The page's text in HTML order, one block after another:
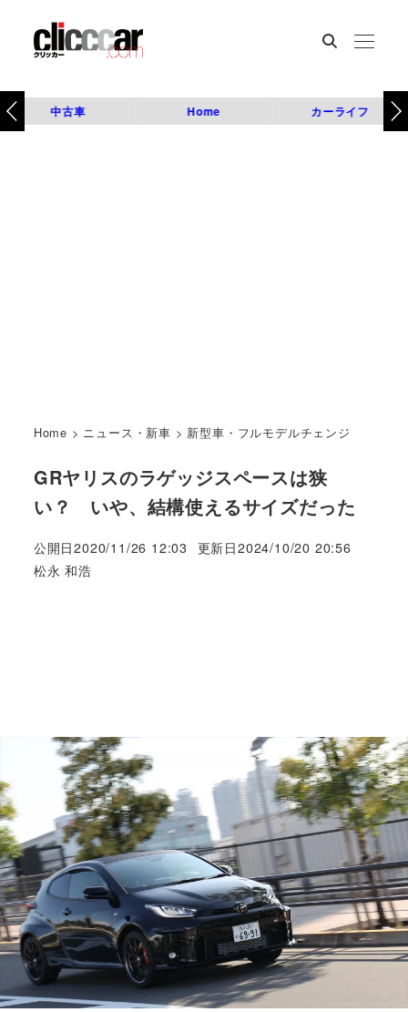
中古車 Home カーライフ
Home > ニュース・新車 > 新型車・フルモデルチェンジ
GRヤリスのラゲッジスペースは狭
い？ いや、結構使えるサイズだった
公開日2020/11/26 12:03 更新日2024/10/20 20:56
著
松永 和浩